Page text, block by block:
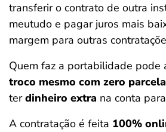
transferir o contrato de outra
meutudo e pagar juros mais
margem para outras
Quem faz a portabilidade pode
troco mesmo com zero
terdinheiro extra na conta
A contratação é feita 100%